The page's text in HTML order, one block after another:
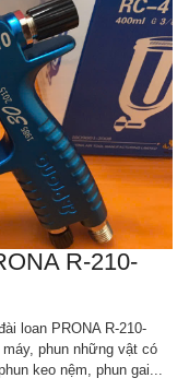
R-210-
loan PRONA R-210-
phun những vật có
keo nệm, phun gai...